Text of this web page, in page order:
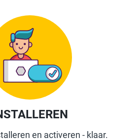
en activeren - klaar.